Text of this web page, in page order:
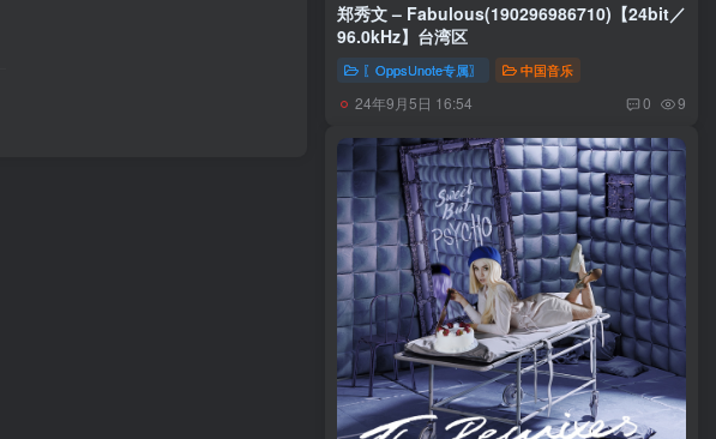
郑秀文 – Fabulous(190296986710)【24bit／
96.0kHz】台湾区
〖OppsUnote专属〗 中国音乐
24年9月5日 16:54 0 9